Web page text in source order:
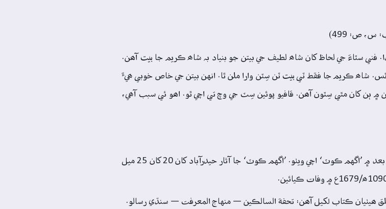
فني سٽاءَ جي لحاظ کان شاھ لطيف جي بيتن جو بنياد بہ شاھ ڪريم جا بيت آھن.
شاھ ڪريم جا فقط ٽي بيت ٽن سِٽن وارا ملن ٿا. انهن بيتن جي خاص خوبي ھيءَ
۾ ٻن کان مٿي سِٽون آھن. قافيو پوئين سِٽ جي وچ تي اچي ٿو. اھو ئي سبب آھي،
شاھ لطف الله قادريءَ جي سوانح حيات مان معلوم ٿئي ٿو تہ ھُو اصل ’پريان لوءِ‘ جو ھو بعد ۾ ’اگهم ڪوٽ‘ اچي ويٺو. ’اگهم ڪوٽ‘ جا آثار حيدرآباد کان 20 کان 25 ميل
ڪتاب لکيل آھن: تحفة السالڪين — منهاج المعرفت — سنڌي رسالو.